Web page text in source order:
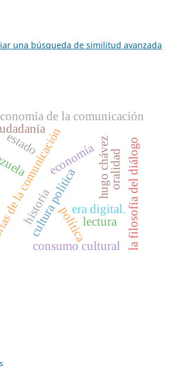
una búsqueda de similitud avanzada
cultura política
economía
política
de la comunicación
historia
estado
era digital. la filosofía del diálogo
hugo chávez
lectura
oralidad
consumo cultural